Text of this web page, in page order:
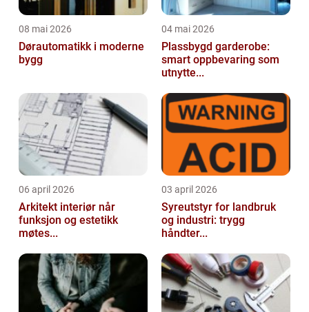
08 mai 2026
Dørautomatikk i moderne
bygg
04 mai 2026
Plassbygd garderobe:
smart oppbevaring som
utnytte...
06 april 2026
Arkitekt interiør når
funksjon og estetikk
møtes...
03 april 2026
Syreutstyr for landbruk
og industri: trygg
håndter...